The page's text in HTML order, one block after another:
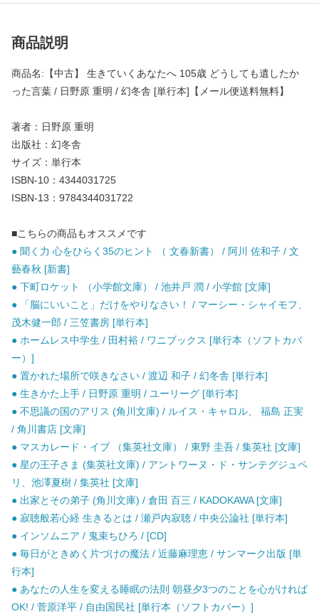
商品説明
商品名:【中古】 生きていくあなたへ 105歳 どうしても遺したか
った言葉 / 日野原 重明 / 幻冬舎 [単行本]【メール便送料無料】
著者：日野原 重明
出版社：幻冬舎
サイズ：単行本
ISBN-10：4344031725
ISBN-13：9784344031722
■こちらの商品もオススメです
● 聞く力 心をひらく35のヒント （ 文春新書） / 阿川 佐和子 / 文
藝春秋 [新書]
● 下町ロケット （小学館文庫） / 池井戸 潤 / 小学館 [文庫]
● 「脳にいいこと」だけをやりなさい！ / マーシー・シャイモフ、
茂木健一郎 / 三笠書房 [単行本]
● ホームレス中学生 / 田村裕 / ワニブックス [単行本（ソフトカバ
ー）]
● 置かれた場所で咲きなさい / 渡辺 和子 / 幻冬舎 [単行本]
● 生きかた上手 / 日野原 重明 / ユーリーグ [単行本]
● 不思議の国のアリス (角川文庫) / ルイス・キャロル、 福島 正実
/ 角川書店 [文庫]
● マスカレード・イブ （集英社文庫） / 東野 圭吾 / 集英社 [文庫]
● 星の王子さま (集英社文庫) / アントワーヌ・ド・サンテグジュペ
リ、池澤夏樹 / 集英社 [文庫]
● 出家とその弟子 (角川文庫) / 倉田 百三 / KADOKAWA [文庫]
● 寂聴般若心経 生きるとは / 瀬戸内寂聴 / 中央公論社 [単行本]
● インソムニア / 鬼束ちひろ / [CD]
● 毎日がときめく片づけの魔法 / 近藤麻理恵 / サンマーク出版 [単
行本]
● あなたの人生を変える睡眠の法則 朝昼夕3つのことを心がければ
OK! / 菅原洋平 / 自由国民社 [単行本（ソフトカバー）]